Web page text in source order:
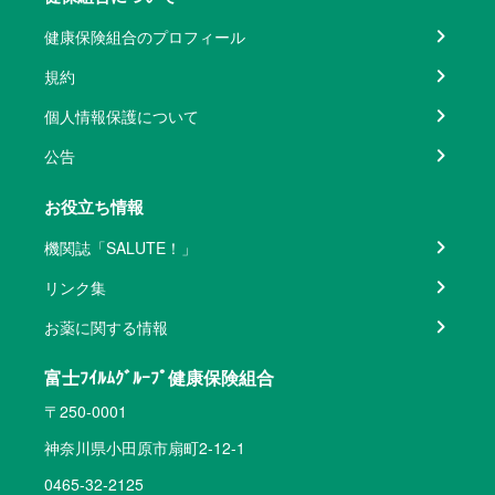
健康保険組合のプロフィール
規約
個人情報保護について
公告
お役立ち情報
機関誌「SALUTE！」
リンク集
お薬に関する情報
富士ﾌｲﾙﾑｸﾞﾙｰﾌﾟ健康保険組合
〒250-0001
神奈川県小田原市扇町2-12-1
0465-32-2125